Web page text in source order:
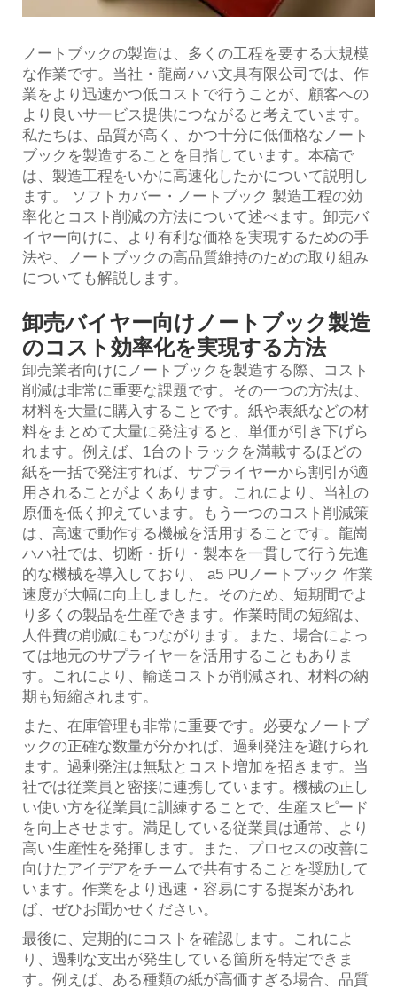
ノートブックの製造は、多くの工程を要する大規模
な作業です。当社・龍崗ハハ文具有限公司では、作
業をより迅速かつ低コストで行うことが、顧客への
より良いサービス提供につながると考えています。
私たちは、品質が高く、かつ十分に低価格なノート
ブックを製造することを目指しています。本稿で
は、製造工程をいかに高速化したかについて説明し
ます。
ソフトカバー・ノートブック 製造工程の効
率化とコスト削減の方法について述べます。卸売バ
イヤー向けに、より有利な価格を実現するための手
法や、ノートブックの高品質維持のための取り組み
についても解説します。
卸売バイヤー向けノートブック製造
のコスト効率化を実現する方法
卸売業者向けにノートブックを製造する際、コスト
削減は非常に重要な課題です。その一つの方法は、
材料を大量に購入することです。紙や表紙などの材
料をまとめて大量に発注すると、単価が引き下げら
れます。例えば、1台のトラックを満載するほどの
紙を一括で発注すれば、サプライヤーから割引が適
用されることがよくあります。これにより、当社の
原価を低く抑えています。もう一つのコスト削減策
は、高速で動作する機械を活用することです。龍崗
ハハ社では、切断・折り・製本を一貫して行う先進
的な機械を導入しており、 a5 PUノートブック 作業
速度が大幅に向上しました。そのため、短期間でよ
り多くの製品を生産できます。作業時間の短縮は、
人件費の削減にもつながります。また、場合によっ
ては地元のサプライヤーを活用することもありま
す。これにより、輸送コストが削減され、材料の納
期も短縮されます。
また、在庫管理も非常に重要です。必要なノートブ
ックの正確な数量が分かれば、過剰発注を避けられ
ます。過剰発注は無駄とコスト増加を招きます。当
社では従業員と密接に連携しています。機械の正し
い使い方を従業員に訓練することで、生産スピード
を向上させます。満足している従業員は通常、より
高い生産性を発揮します。また、プロセスの改善に
向けたアイデアをチームで共有することを奨励して
います。作業をより迅速・容易にする提案があれ
ば、ぜひお聞かせください。
最後に、定期的にコストを確認します。これによ
り、過剰な支出が発生している箇所を特定できま
す。例えば、ある種類の紙が高価すぎる場合、品質